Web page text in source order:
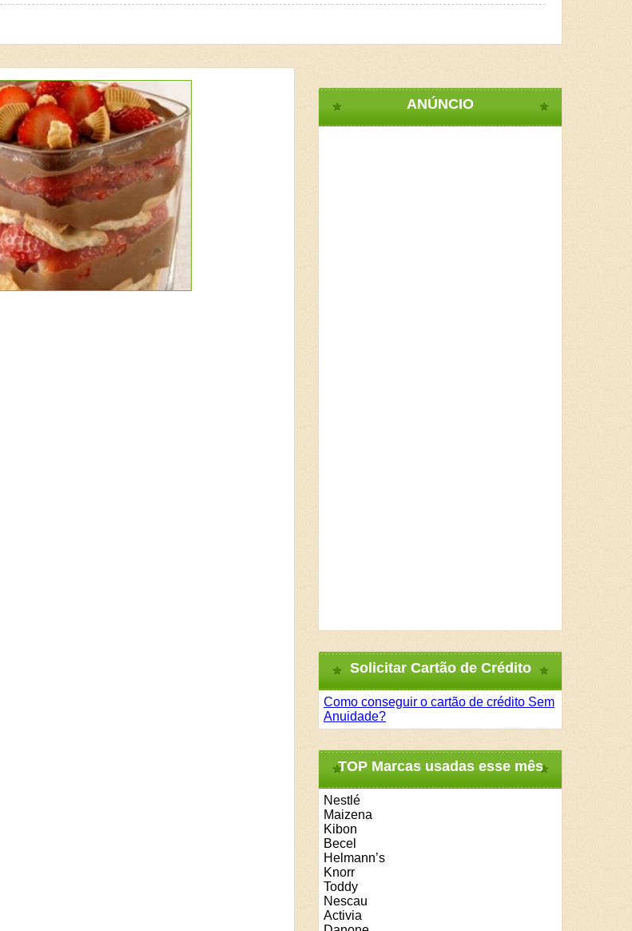
ANÚNCIO
Solicitar Cartão de Crédito
Como conseguir o cartão de crédito Sem
Anuidade?
TOP Marcas usadas esse mês
Nestlé
Maizena
Kibon
Becel
Helmann’s
Knorr
Toddy
Nescau
Activia